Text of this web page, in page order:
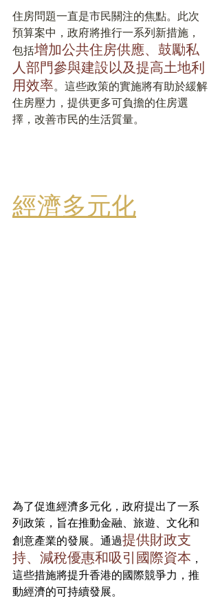
住房問題一直是市民關注的焦點。此次
預算案中，政府將推行一系列新措施，
包括增加公共住房供應、鼓勵私
人部門參與建設以及提高土地利
用效率。這些政策的實施將有助於緩解
住房壓力，提供更多可負擔的住房選
擇，改善市民的生活質量。
經濟多元化
為了促進經濟多元化，政府提出了一系
列政策，旨在推動金融、旅遊、文化和
創意產業的發展。通過提供財政支
持、減稅優惠和吸引國際資本 ，
這些措施將提升香港的國際競爭力，推
動經濟的可持續發展。